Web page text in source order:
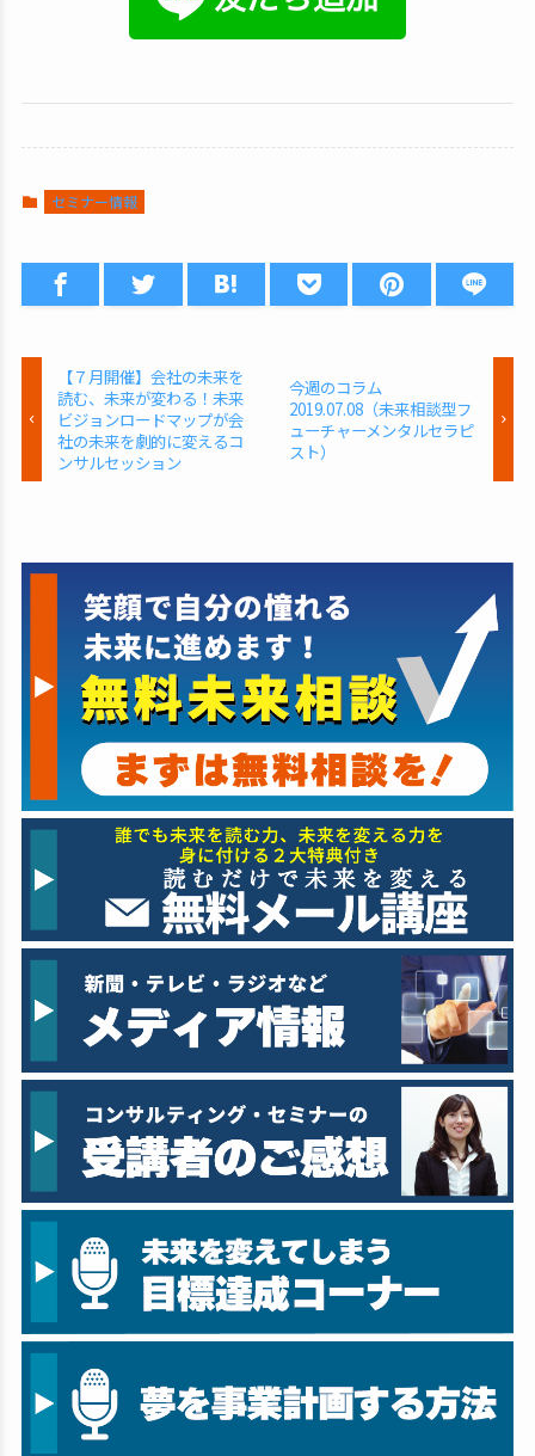
セミナー情報
【７月開催】会社の未来を
読む、未来が変わる！未来
ビジョンロードマップが会
社の未来を劇的に変えるコ
ンサルセッション
今週のコラム
2019.07.08（未来相談型フ
ューチャーメンタルセラピ
スト）